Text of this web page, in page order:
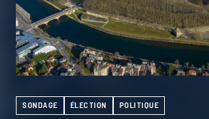
SONDAGE ÉLECTION POLITIQUE